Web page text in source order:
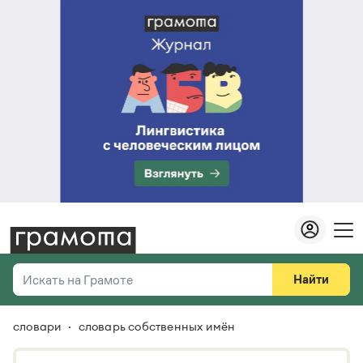
Искать на Грамоте
Справочная служба
Найти
Везде
словари словарь собственных имён